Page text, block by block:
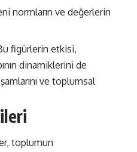
normların ve değerlerin
figürlerin etkisi,
dinamiklerini de
ve toplumsal
toplumun